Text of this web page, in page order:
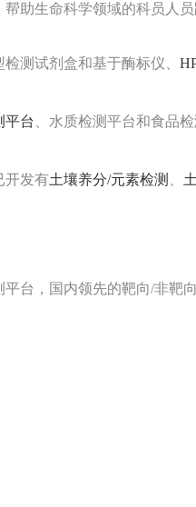
助生命科学领域的科员人
测试剂盒和基于酶标仪、
平台 、水质检测平台和食品
开发有土壤养分/元素检测
台，国内领先的靶向/非